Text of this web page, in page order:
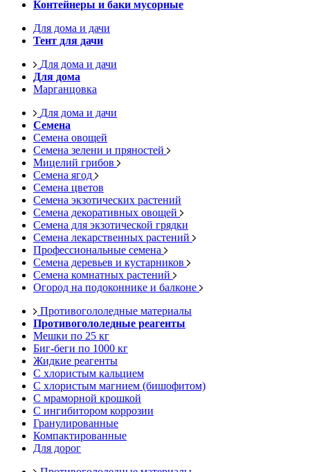
Контейнеры и баки мусорные
Для дома и дачи
Тент для дачи
Для дома и дачи
Для дома
Марганцовка
Для дома и дачи
Семена
Семена овощей
Семена зелени и пряностей
Мицелий грибов
Семена ягод
Семена цветов
Семена экзотических растений
Семена декоративных овощей
Семена для экзотической грядки
Семена лекарственных растений
Профессиональные семена
Семена деревьев и кустарников
Семена комнатных растений
Огород на подоконнике и балконе
Противогололедные материалы
Противогололедные реагенты
Мешки по 25 кг
Биг-беги по 1000 кг
Жидкие реагенты
С хлористым кальцием
С хлористым магнием (бишофитом)
С мраморной крошкой
С ингибитором коррозии
Гранулированные
Компактированные
Для дорог